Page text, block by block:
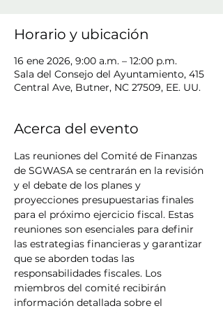
Horario y ubicación
16 ene 2026, 9:00 a.m. – 12:00 p.m.
Sala del Consejo del Ayuntamiento, 415
Central Ave, Butner, NC 27509, EE. UU.
Acerca del evento
Las reuniones del Comité de Finanzas
de SGWASA se centrarán en la revisión
y el debate de los planes y
proyecciones presupuestarias finales
para el próximo ejercicio fiscal. Estas
reuniones son esenciales para definir
las estrategias financieras y garantizar
que se aborden todas las
responsabilidades fiscales. Los
miembros del comité recibirán
información detallada sobre el